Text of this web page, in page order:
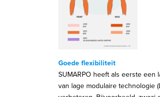
Goede flexibiliteit
SUMARPO heeft als eerste
van lage modulaire technologie